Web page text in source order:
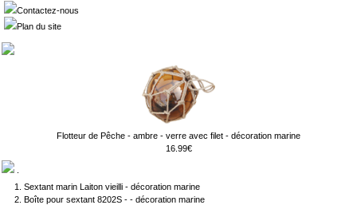
Contactez-nous
Plan du site
Flotteur de Pêche - ambre - verre avec filet - décoration marine
16.99€
Sextant marin Laiton vieilli - décoration marine
Boîte pour sextant 8202S - - décoration marine